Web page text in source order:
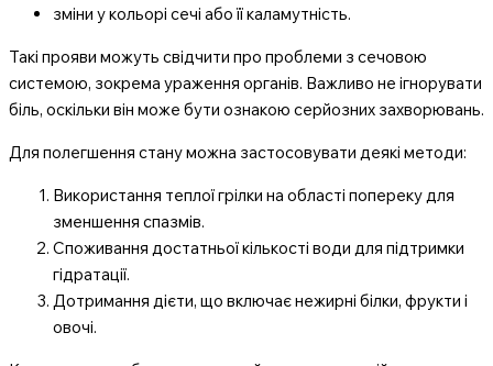
зміни у кольорі сечі або її каламутність.
Такі прояви можуть свідчити про проблеми з сечовою
системою, зокрема ураження органів. Важливо не ігнорувати
біль, оскільки він може бути ознакою серйозних захворювань.
Для полегшення стану можна застосовувати деякі методи:
Використання теплої грілки на області попереку для
зменшення спазмів.
Споживання достатньої кількості води для підтримки
гідратації.
Дотримання дієти, що включає нежирні білки, фрукти і
овочі.